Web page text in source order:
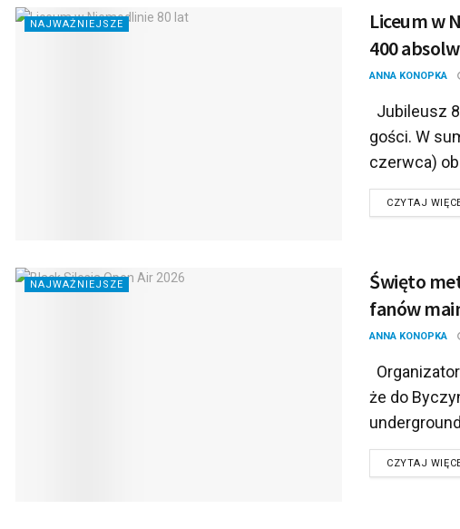
NAJWAŻNIEJSZE
Liceum w
400
ANNA KONOPKA
Jubileusz
gości. W
czerwca)
CZYTAJ
NAJWAŻNIEJSZE
Święto
fanów
ANNA KONOPKA
że do
CZYTAJ